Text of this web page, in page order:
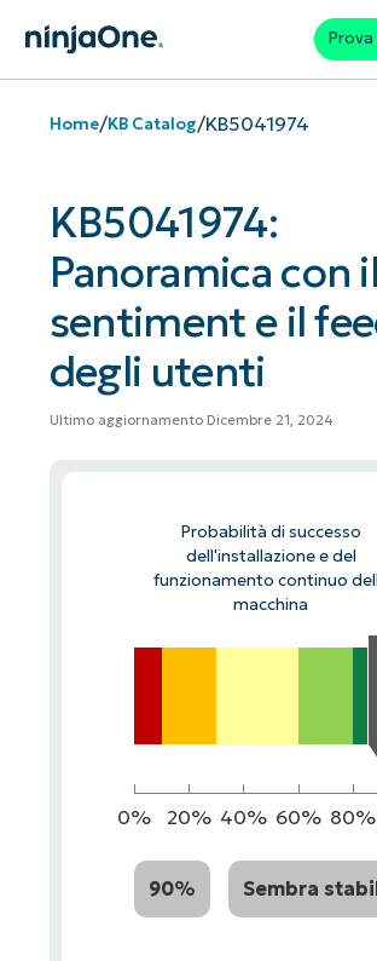
Home/KB Catalog/KB5041974
KB5041974:
Panoramica con il
sentiment e il
degli utenti
Ultimo aggiornamento Dicembre 21, 2024
Probabilità di successo
dell'installazione e del
funzionamento continuo
macchina
0% 20% 40% 60% 80%
90% Sembra